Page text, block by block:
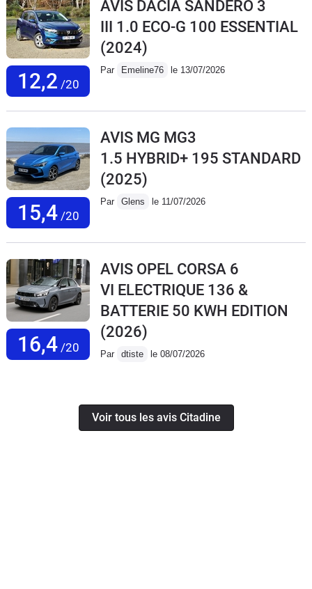
12,2 /20
AVIS DACIA SANDERO 3
III 1.0 ECO-G 100 ESSENTIAL
(2024)
Par Emeline76 le 13/07/2026
15,4/20
AVIS MG MG3
1.5 HYBRID+ 195 STANDARD
(2025)
Par Glens le 11/07/2026
16,4/20
AVIS OPEL CORSA 6
VI ELECTRIQUE 136 &
BATTERIE 50 KWH EDITION
(2026)
Par dtiste le 08/07/2026
Voir tous les avis Citadine